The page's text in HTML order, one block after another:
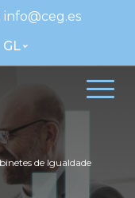
info@ceg.es
GL
de Igualdade